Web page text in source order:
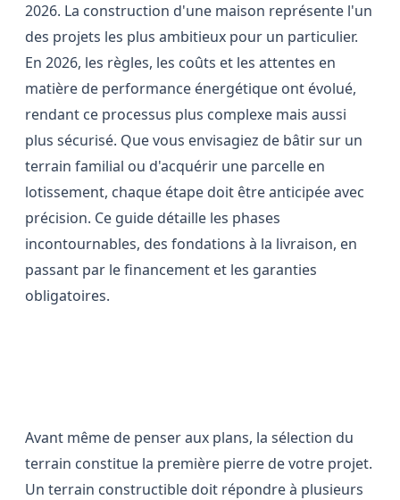
2026. La construction d'une maison représente l'un
des projets les plus ambitieux pour un particulier.
En 2026, les règles, les coûts et les attentes en
matière de performance énergétique ont évolué,
rendant ce processus plus complexe mais aussi
plus sécurisé. Que vous envisagiez de bâtir sur un
terrain familial ou d'acquérir une parcelle en
lotissement, chaque étape doit être anticipée avec
précision. Ce guide détaille les phases
incontournables, des fondations à la livraison, en
passant par le financement et les garanties
obligatoires.
Avant même de penser aux plans, la sélection du
terrain constitue la première pierre de votre projet.
Un terrain constructible doit répondre à plusieurs